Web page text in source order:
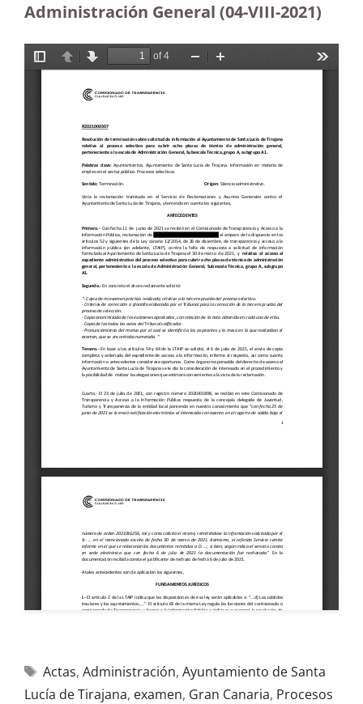
Administración General (04-VIII-2021)
Actas, Administración, Ayuntamiento de Santa
Lucía de Tirajana, examen, Gran Canaria, Procesos